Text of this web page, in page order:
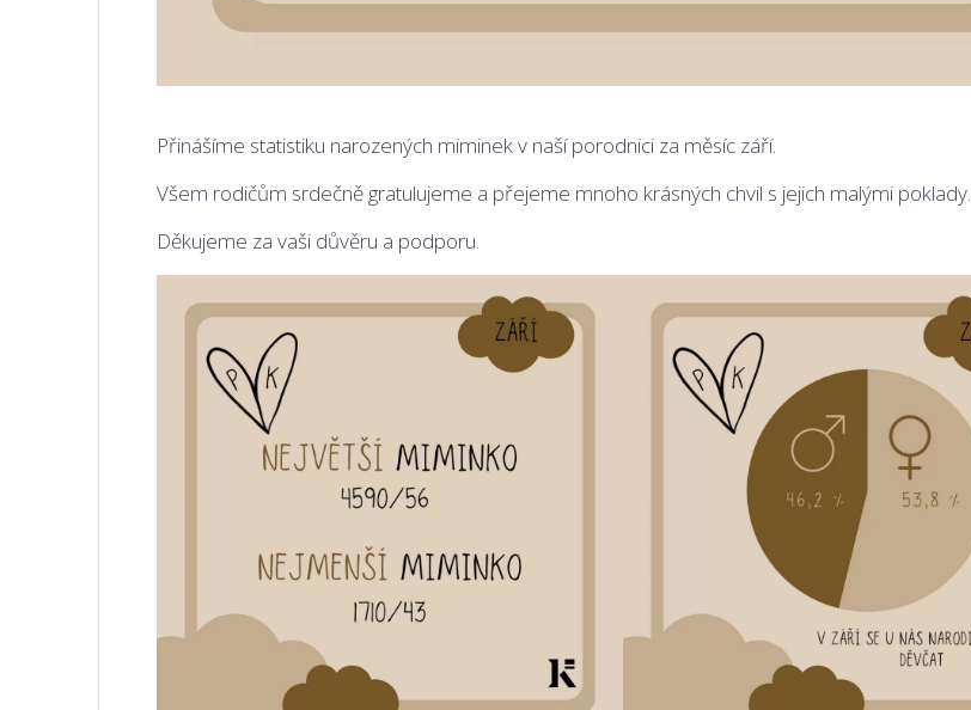
Přinášíme statistiku narozených miminek v naší porodnici za měsíc září.
Všem rodičům srdečně gratulujeme a přejeme mnoho krásných chvil s jejich malými poklady.
Děkujeme za vaši důvěru a podporu.